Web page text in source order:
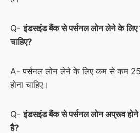
Q-इंडसइंड बैंक से पर्सनल लोन लेने के लिए
चाहिए?
A- पर्सनल लोन लेने के लिए कम से कम
होना चाहिए।
Q-इंडसइंड बैंक से पर्सनल लोन अप्रूव होने
है?